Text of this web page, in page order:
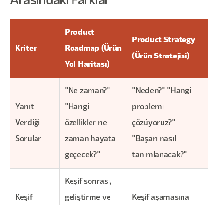
Kriter
Product
Roadmap (Ürün
Yol Haritası)
Product Strategy
(Ürün Stratejisi)
Yanıt
Verdiği
Sorular
"Ne zaman?"
"Hangi
özellikler ne
zaman hayata
geçecek?"
"Neden?" "Hangi
problemi
çözüyoruz?"
"Başarı nasıl
tanımlanacak?"
Keşif
Keşif sonrası,
geliştirme ve Keşif aşamasına